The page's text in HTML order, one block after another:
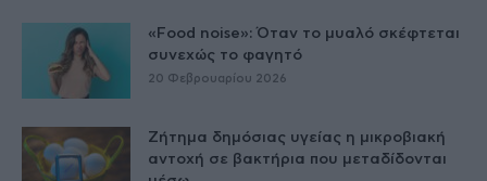
«Food noise»: Όταν το μυαλό σκέφτεται
συνεχώς το φαγητό
20 Φεβρουαρίου 2026
Ζήτημα δημόσιας υγείας η μικροβιακή
αντοχή σε βακτήρια που μεταδίδονται